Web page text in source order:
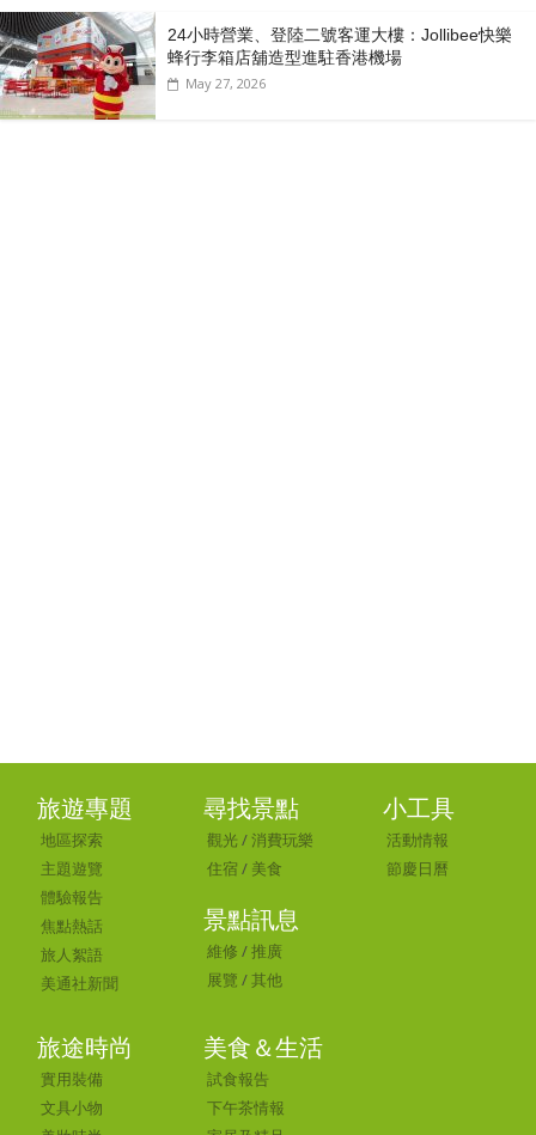
24小時營業、登陸二號客運大樓：Jollibee快樂
蜂行李箱店舖造型進駐香港機場
May 27, 2026
旅遊專題
地區探索
主題遊覽
體驗報告
焦點熱話
旅人絮語
美通社新聞
尋找景點
觀光 /消費玩樂
住宿 / 美食
景點訊息
維修 /推廣
展覽 /其他
小工具
活動情報
節慶日曆
旅途時尚
實用裝備
文具小物
美食＆生活
試食報告
下午茶情報